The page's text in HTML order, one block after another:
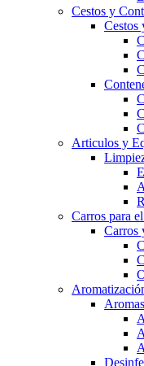
Cestos y
Cestos
Articulos y
Carros para
Carros